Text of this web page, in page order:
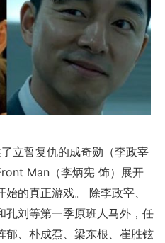
立誓复仇的成奇勋（李政宰
Man（李炳宪 饰）展开
的真正游戏。 除李政宰、
孔刘等第一季原班人马外，任
郁、朴成焄、梁东根、崔胜铉